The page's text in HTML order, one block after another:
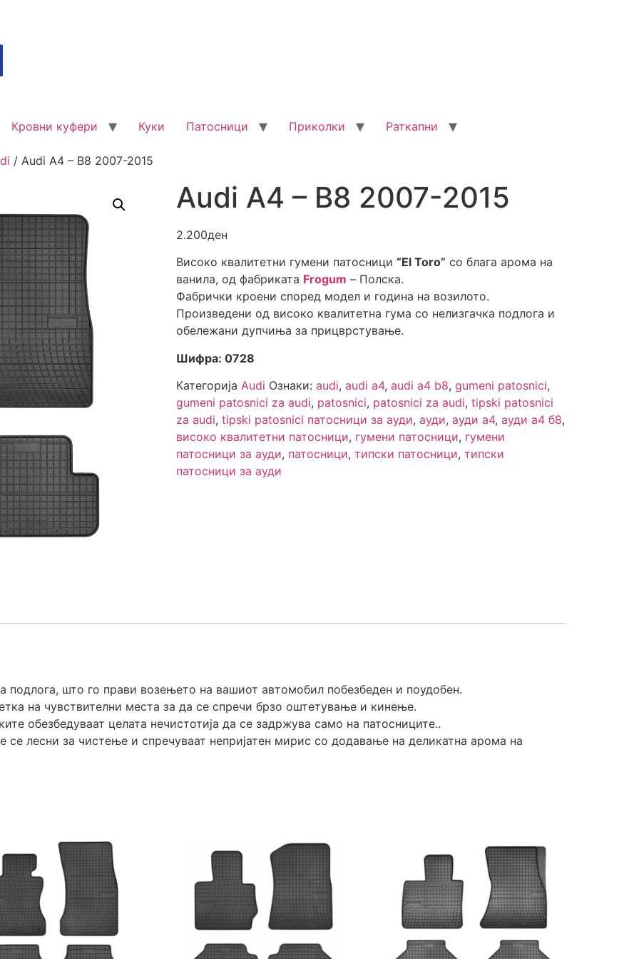
Кровни куфери Куки Патосници Приколки Раткапни
/ Audi A4 – B8 2007-2015
Audi A4 – B8 2007-2015
2.200ден
Високо квалитетни гумени патосници “El Toro” со блага арома на
ванила, од фабриката Frogum – Полска.
Фабрички кроени според модел и година на возилото.
Произведени од високо квалитетна гума со нелизгачка подлога и
обележани дупчиња за прицврстување.
Шифра: 0728
Категорија Audi Ознаки: audi, audi a4, audi a4 b8, gumeni patosnici,
gumeni patosnici za audi, patosnici, patosnici za audi, tipski patosnici
za audi, tipski patosnici патосници за ауди, ауди, ауди а4, ауди а4 б8,
високо квалитетни патосници, гумени патосници, гумени
патосници за ауди, патосници, типски патосници, типски
патосници за ауди
подлога, што го прави возењето на вашиот автомобил побезбеден и поудобен.
на чувствителни места за да се спречи брзо оштетување и кинење.
обезбедуваат целата нечистотија да се задржува само на патосниците..
се лесни за чистење и спречуваат непријатен мирис со додавање на деликатна арома на